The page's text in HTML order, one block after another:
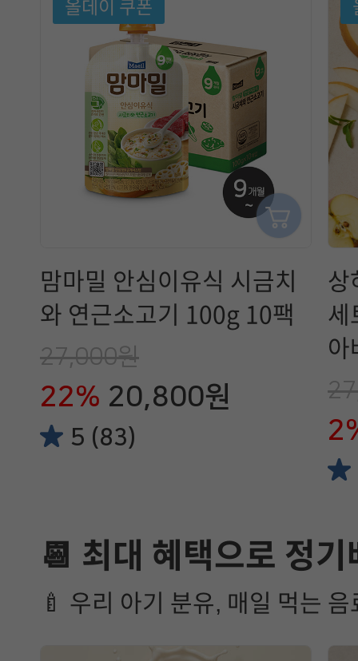
올데이 쿠폰
맘마밀 안심이유식 시금치
와 연근소고기 100g 10팩
27,000원
22% 20,800원
5 (83)
상
세
아
트)
📆 최대 혜택으로 정
🍼 우리 아기 분유, 매일 먹는